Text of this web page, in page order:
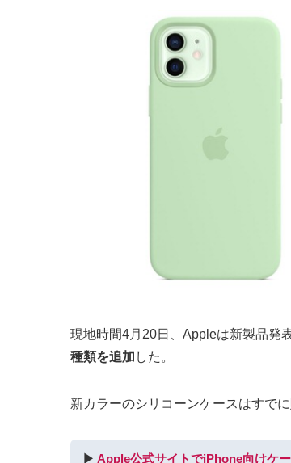
現地時間4月20日、Appleは新製品発
種類を追加 した。
新カラーのシリコーンケースはすで
▶︎ Apple公式サイトでiPhone向けケ